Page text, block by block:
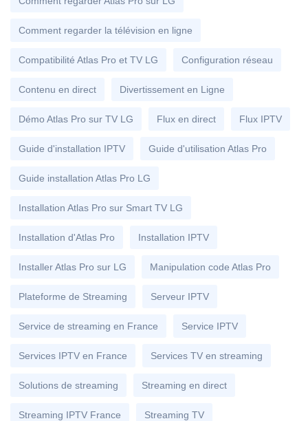
Comment regarder la télévision en ligne
Compatibilité Atlas Pro et TV LG Configuration réseau
Contenu en direct Divertissement en Ligne
Démo Atlas Pro sur TV LG Flux en direct Flux IPTV
Guide d'installation IPTV Guide d'utilisation Atlas Pro
Guide installation Atlas Pro LG
Installation Atlas Pro sur Smart TV LG
Installation d'Atlas Pro Installation IPTV
Installer Atlas Pro sur LG Manipulation code Atlas Pro
Plateforme de Streaming Serveur IPTV
Service de streaming en France Service IPTV
Services IPTV en France Services TV en streaming
Solutions de streaming Streaming en direct
Streaming IPTV France Streaming TV